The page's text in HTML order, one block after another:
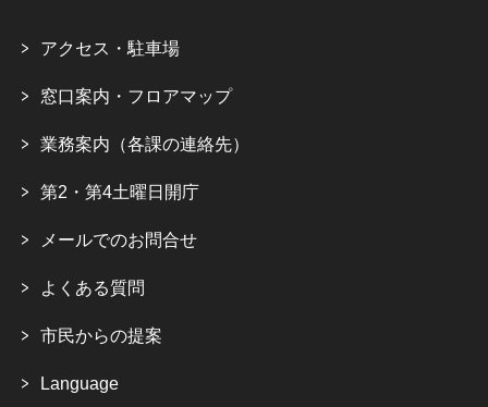
アクセス・駐車場
窓口案内・フロアマップ
業務案内（各課の連絡先）
第2・第4土曜日開庁
メールでのお問合せ
よくある質問
市民からの提案
Language